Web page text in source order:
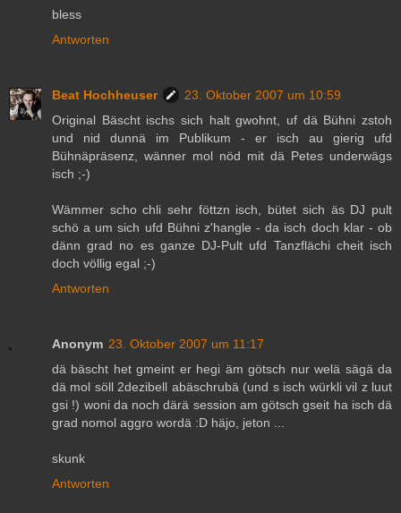
bless
Antworten
Beat Hochheuser
23. Oktober 2007 um 10:59
Original Bäscht ischs sich halt gwohnt, uf dä Bühni zstoh
und nid dunnä im Publikum - er isch au gierig ufd
Bühnäpräsenz, wänner mol nöd mit dä Petes underwägs
isch ;-)
Wämmer scho chli sehr föttzn isch, bütet sich äs DJ pult
schö a um sich ufd Bühni z'hangle - da isch doch klar - ob
dänn grad no es ganze DJ-Pult ufd Tanzflächi cheit isch
doch völlig egal ;-)
Antworten
Anonym 23. Oktober 2007 um 11:17
dä bäscht het gmeint er hegi äm götsch nur welä sägä da
dä mol söll 2dezibell abäschrubä (und s isch würkli vil z luut
gsi !) woni da noch därä session am götsch gseit ha isch dä
grad nomol aggro wordä :D häjo, jeton ...
skunk
Antworten